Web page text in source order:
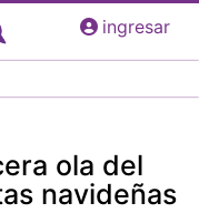
ingresar
ola del
navideñas